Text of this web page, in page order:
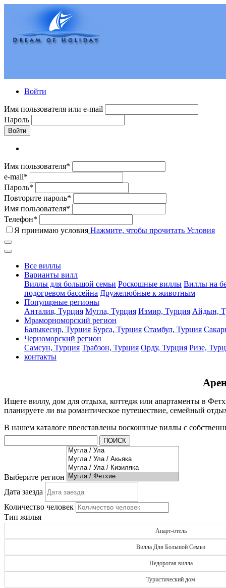
Войти
Имя пользователя или e-mail
Пароль
Войти
Имя пользователя*
e-mail*
Пароль*
Повторите пароль*
Имя пользователя*
Телефон*
Я принимаю условия Нажмите, чтобы прочитать Условия
Все виллы
Варианты вилл
Виллы для большой семьи Роскошные виллы Виллы на
подогревом бассейна Дружелюбные к животным
Популярные регионы
Анталия, Турция Мугла, Турция Измир, Турция Айдын,
Мраморноморский регион
Балыкесир, Турция Бурса, Турция Стамбул, Турция
Черноморский регион
Самсун, Турция Трабзон, Турция Орду, Турция Ризе,
контакты
Ищете виллу, дом для отдыха, коттедж или апартаменты в
планируете ли вы романтическое путешествие, семейный
В нашем каталоге представлены роскошные виллы с
лучших районах Фетхие. Каждая недвижимость проходит
Dream of Holiday помогает подобрать жильё, которое
обеспечивая высокий уровень сервиса, индивидуальный
ПОИСК
Выберите регион
Дата заезда
Количество человек
Тип жилья
Апарт-отель
Вилла Для Большой Семьи
Недорогая вилла
Туристический дом